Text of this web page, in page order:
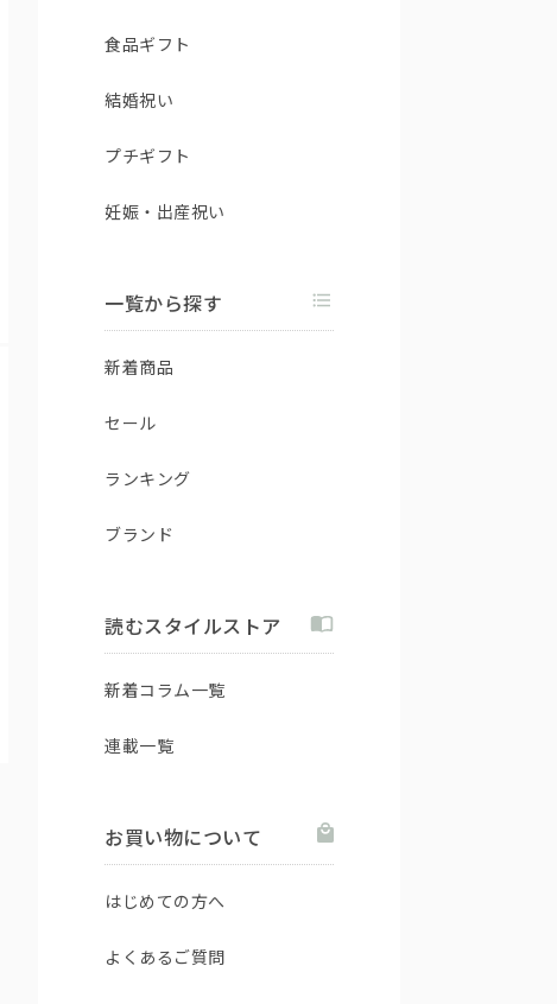
食品ギフト
結婚祝い
プチギフト
妊娠・出産祝い
一覧から探す
新着商品
セール
ランキング
ブランド
読むスタイルストア
新着コラム一覧
連載一覧
お買い物について
はじめての方へ
よくあるご質問